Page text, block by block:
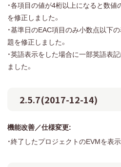
・各項目の値が4桁以上になると数
を修正しました。
・基準日のEAC項目のみ小数点以下
題を修正しました。
・英語表示をした場合に一部英語表
ました。
2.5.7(2017-12-14)
機能改善／仕様変更:
・終了したプロジェクトのEVMを表